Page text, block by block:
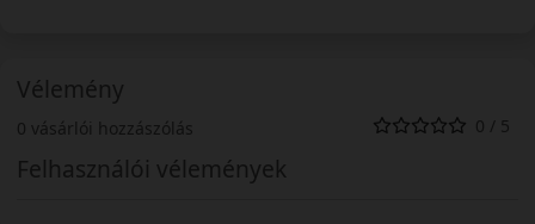
Vélemény
0 vásárlói hozzászólás 0 / 5
Felhasználói vélemények